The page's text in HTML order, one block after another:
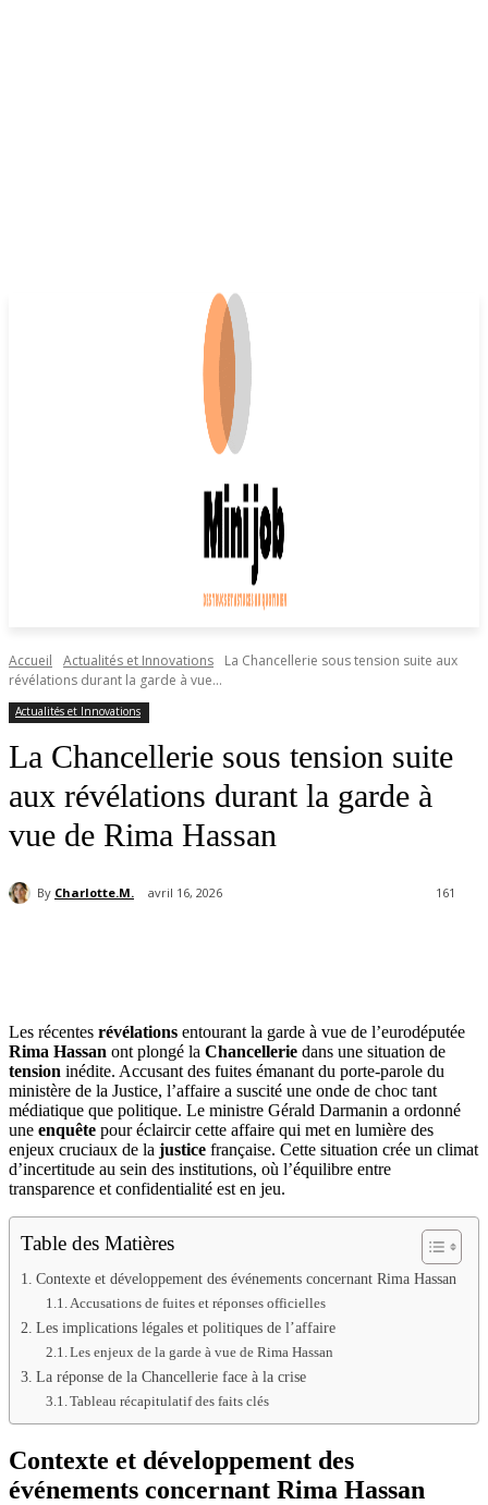
Accueil Actualités et Innovations
La Chancellerie sous tension suite aux
révélations durant la garde à vue...
Actualités et Innovations
La Chancellerie sous tension suite
aux révélations durant la garde à
vue de Rima Hassan
By Charlotte.M. avril 16, 2026 161
Les récentes révélations entourant la garde à vue de l’eurodéputée
Rima Hassan ont plongé la Chancellerie dans une situation de
tension inédite. Accusant des fuites émanant du porte-parole du
ministère de la Justice, l’affaire a suscité une onde de choc tant
médiatique que politique. Le ministre Gérald Darmanin a ordonné
une enquête pour éclaircir cette affaire qui met en lumière des
enjeux cruciaux de la justice française. Cette situation crée un climat
d’incertitude au sein des institutions, où l’équilibre entre
transparence et confidentialité est en jeu.
Table des Matières
Contexte et développement des événements concernant Rima Hassan
Accusations de fuites et réponses officielles
Les implications légales et politiques de l’affaire
Les enjeux de la garde à vue de Rima Hassan
La réponse de la Chancellerie face à la crise
Tableau récapitulatif des faits clés
Contexte et développement des
événements concernant Rima Hassan